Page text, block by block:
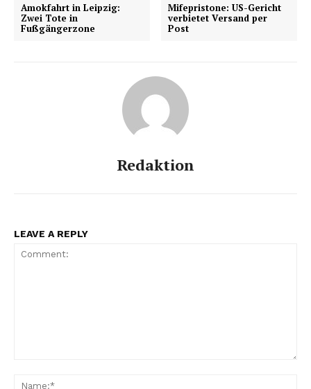
Amokfahrt in Leipzig:
Zwei Tote in
Fußgängerzone
Mifepristone: US-Gericht
verbietet Versand per
Post
Redaktion
LEAVE A REPLY